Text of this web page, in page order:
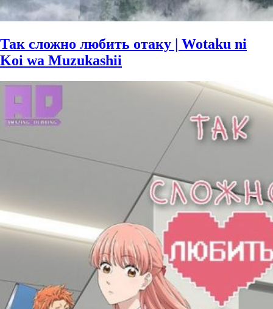
Так сложно любить отаку | Wotaku ni
Koi wa Muzukashii